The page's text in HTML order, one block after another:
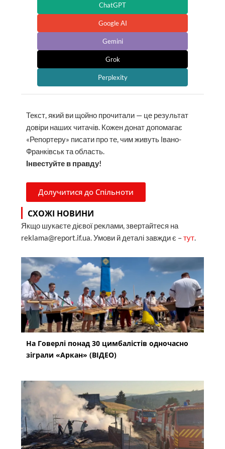
ChatGPT
Google AI
Gemini
Grok
Perplexity
Текст, який ви щойно прочитали — це результат
довіри наших читачів. Кожен донат допомагає
«Репортеру» писати про те, чим живуть Івано-
Франківськ та область.
Інвестуйте в правду!
Долучитися до Спільноти
СХОЖІ НОВИНИ
Якщо шукаєте дієвої реклами, звертайтеся на
reklama@report.if.ua. Умови й деталі завжди є –тут.
На Говерлі понад 30 цимбалістів одночасно
зіграли «Аркан» (ВІДЕО)